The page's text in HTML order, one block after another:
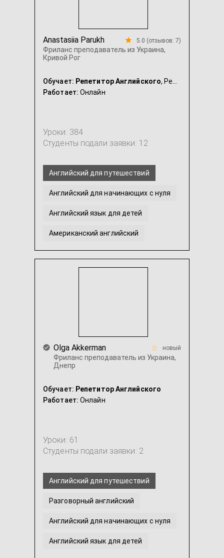
Anastasiia Parukh
Фриланс преподаватель из Украина,
Кривой Рог
5.0 (отзывов: 7)
Обучает: Репетитор Английского, Репетитор Украинского
Работает: Онлайн
Уроки: 384
Студенты подали заявки: 12
Английский для путешествий
Английский для начинающих с нуля
Английский язык для детей
Американский английский
Перевод с английского / на английский
Olga Akkerman
Фриланс преподаватель из Украина,
Днепр
новый
Обучает: Репетитор Английского
Работает: Онлайн
Уроки: 61
Студенты подали заявки: 2
Английский для путешествий
Разговорный английский
Английский для начинающих с нуля
Английский язык для детей